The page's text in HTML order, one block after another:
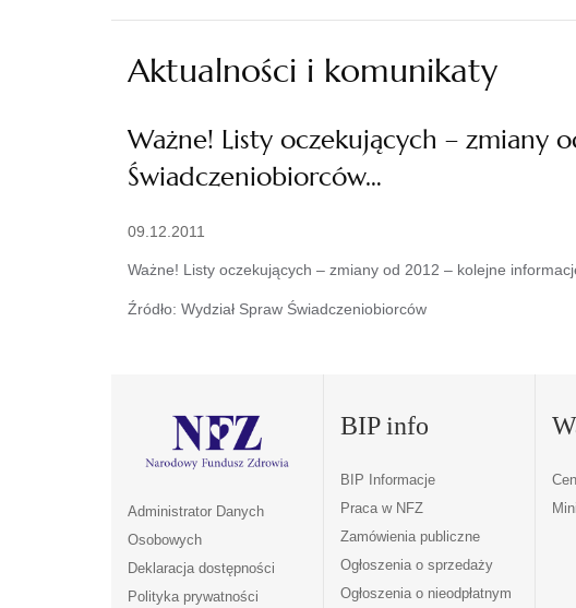
Aktualności i komunikaty
Ważne! Listy oczekujących – zmiany
Świadczeniobiorców…
09.12.2011
Ważne! Listy oczekujących – zmiany od 2012 – kolejne
Źródło: Wydział Spraw Świadczeniobiorców
Administrator Danych
Osobowych
Deklaracja dostępności
Polityka prywatności
BIP info
BIP Informacje
Praca w NFZ
Zamówienia publiczne
Ogłoszenia o sprzedaży
Ogłoszenia o nieodpłatnym